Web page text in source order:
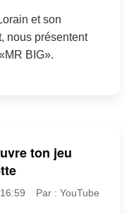
et son
nous présentent
BIG».
ton jeu
Par : YouTube